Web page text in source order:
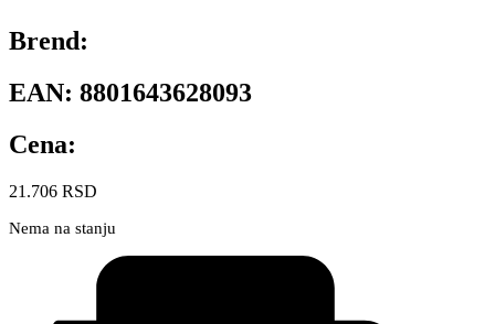
Brend:
EAN: 8801643628093
Cena:
21.706 RSD
Nema na stanju